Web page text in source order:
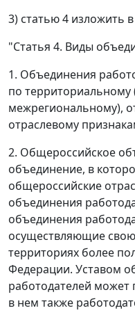
3) статью 4 изложить
"Статья 4. Виды
1. Объединения
по территориальному
межрегиональному),
отраслевому
2. Общероссийское
объединение, в
общероссийские
объединения
объединения
осуществляющие
территориях более
Федерации. Уставом
работодателей может
в нем также